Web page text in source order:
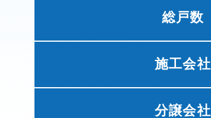
総戸数
施工会社
分譲会社